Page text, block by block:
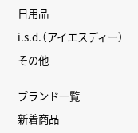
日用品
i.s.d.（アイエスディー）
その他
ブランド一覧
新着商品